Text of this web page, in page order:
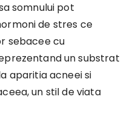
somnului pot
de stres ce
sebacee cu
un substrat
aparitia acneei si
un stil de viata